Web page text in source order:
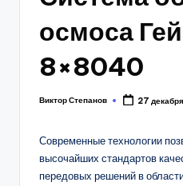
осмоса
8×8040
Posted
Виктор Степанов 27
Современные технологии
высочайших стандартов
передовых решений в